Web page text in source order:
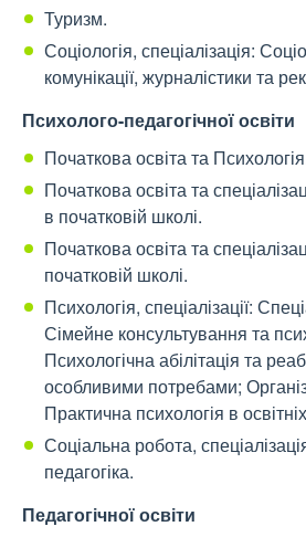
Туризм.
Соціологія, спеціалізація:
комунікації, журналістики та
Психолого-педагогічної освіти
Початкова освіта та
Початкова освіта та
в початковій школі.
Початкова освіта та
початковій школі.
Психологія, спеціалізації:
Сімейне консультування та
Психологічна абілітація та
особливими потребами;
Практична психологія в
Соціальна робота,
педагогіка.
Педагогічної освіти